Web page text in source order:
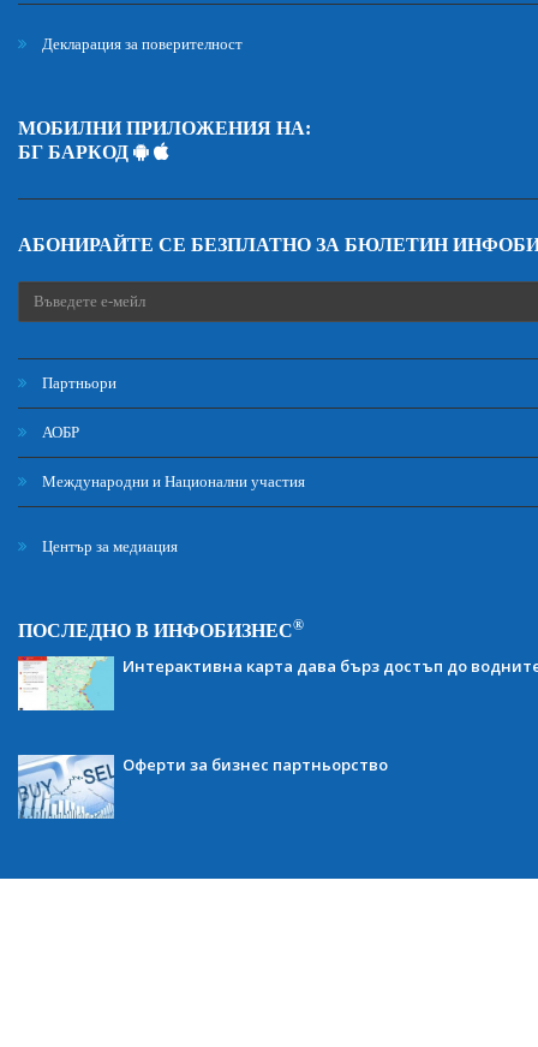
Декларация за поверителност
МОБИЛНИ ПРИЛОЖЕНИЯ НА:
БГ БАРКОД
АБОНИРАЙТЕ СЕ БЕЗПЛАТНО ЗА БЮЛЕТИН
Партньори
АОБР
Международни и Национални участия
Център за медиация
ПОСЛЕДНО В ИНФОБИЗНЕС®
Интерактивна карта дава бърз достъп до
Оферти за бизнес партньорство